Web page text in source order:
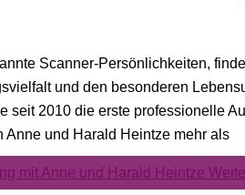
Scanner-Persönlichkeiten,
und den besonderen
seit 2010 die erste professionelle
und Harald Heintze mehr als
mit Anne und Harald Heintze